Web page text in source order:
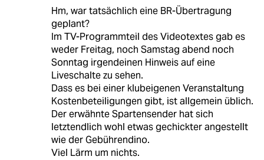
Hm, war tatsächlich eine BR-Übertragung
geplant?
Im TV-Programmteil des Videotextes gab es
weder Freitag, noch Samstag abend noch
Sonntag irgendeinen Hinweis auf eine
Liveschalte zu sehen.
Dass es bei einer klubeigenen Veranstaltung
Kostenbeteiligungen gibt, ist allgemein üblich.
Der erwähnte Spartensender hat sich
letztendlich wohl etwas gechickter angestellt
wie der Gebührendino.
Viel Lärm um nichts.